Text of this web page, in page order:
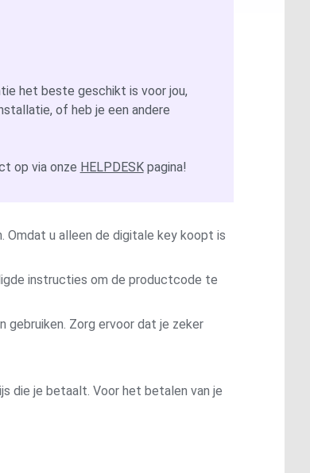
het beste geschikt is voor jou,
of heb je een andere
op via onze HELPDESKpagina!
u alleen de digitale key koopt is
instructies om de productcode te
gebruiken. Zorg ervoor dat je zeker
die je betaalt. Voor het betalen van je